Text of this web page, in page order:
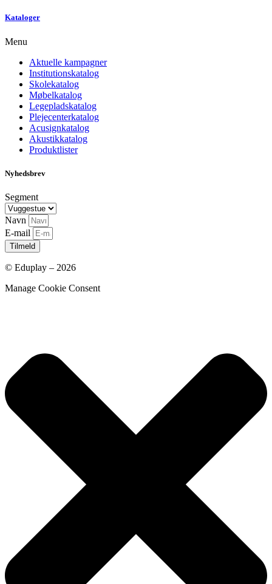
Kataloger
Menu
Aktuelle kampagner
Institutionskatalog
Skolekatalog
Møbelkatalog
Legepladskatalog
Plejecenterkatalog
Acusignkatalog
Akustikkatalog
Produktlister
Nyhedsbrev
Segment
Navn
E-mail
Tilmeld
© Eduplay – 2026
Manage Cookie Consent